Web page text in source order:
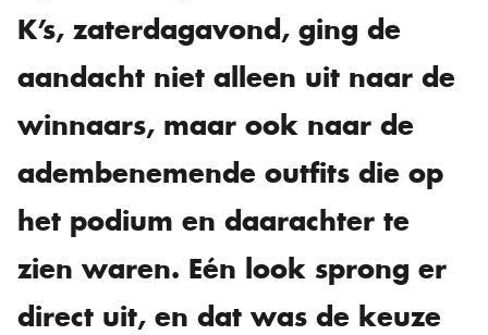
K’s, zaterdagavond, ging de
aandacht niet alleen uit naar de
winnaars, maar ook naar de
adembenemende outfits die op
het podium en daarachter te
zien waren. Eén look sprong er
direct uit, en dat was de keuze